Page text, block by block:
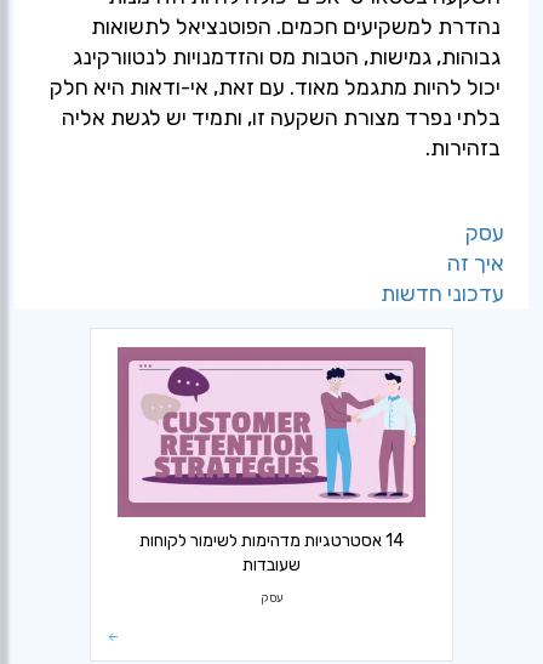
נהדרת למשקיעים חכמים. הפוטנציאל לתשואות
גבוהות, גמישות, הטבות מס והזדמנויות לנטוורקינג
יכול להיות מתגמל מאוד. עם זאת, אי-ודאות היא חלק
בלתי נפרד מצורת השקעה זו, ותמיד יש לגשת אליה
בזהירות.
עסק
איך זה
עדכוני חדשות
14 אסטרטגיות מדהימות לשימור לקוחות
שעובדות
עסק